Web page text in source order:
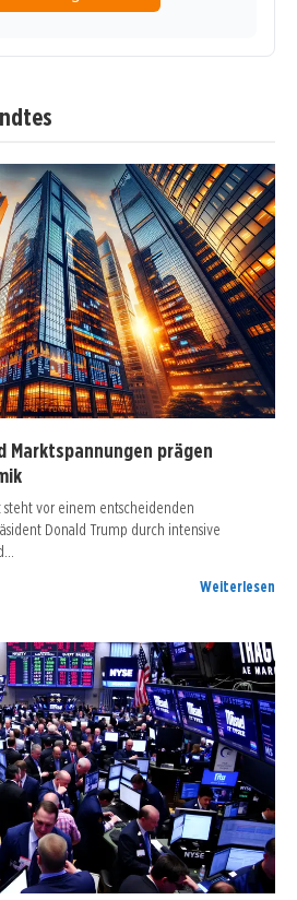
Marktspannungen prägen
vor einem entscheidenden
Donald Trump durch intensive
Weiterlesen